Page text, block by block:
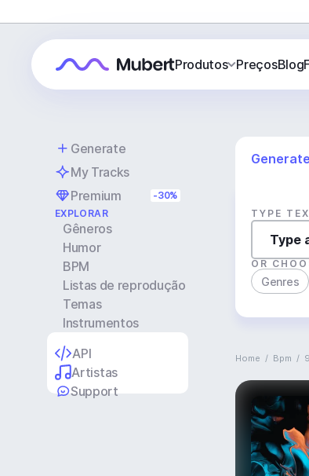
Produtos PreçosBlog
Generate
My Tracks
Premium
-30%
EXPLORAR
Gêneros
Humor
BPM
Listas de reprodução
Temas
Instrumentos
API
Artistas
Support
TYPE
OR
Genres
Home / Bpm /